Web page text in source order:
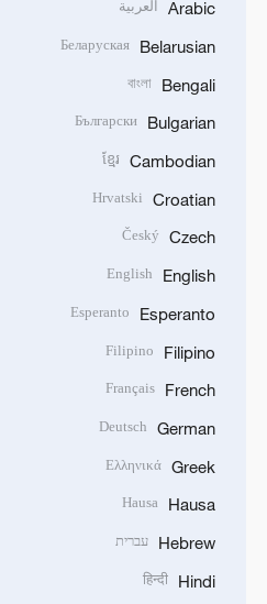
Arabic العربية
Belarusian
Беларуская
Bengali
বাংলা
Bulgarian
Български
Cambodian
ខ្មែរ
Croatian
Hrvatski
Czech
Český
English
English
Esperanto
Esperanto
Filipino
Filipino
French
Français
German
Deutsch
Greek
Ελληνικά
Hausa
Hausa
Hebrew עברית
Hindi
हिन्दी